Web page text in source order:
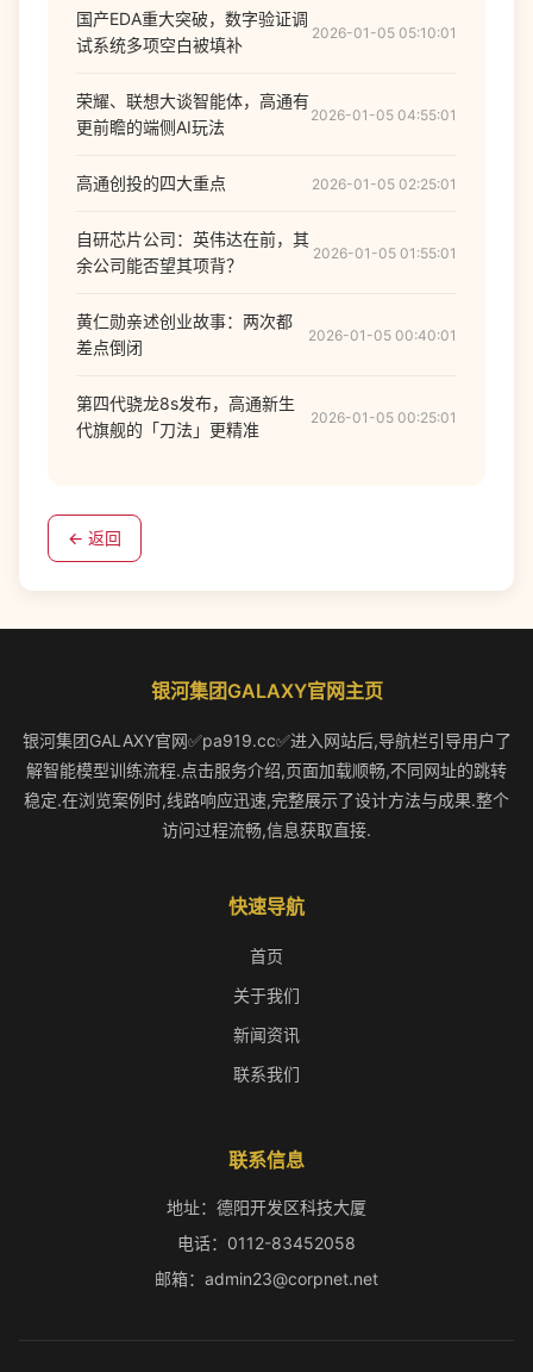
国产EDA重大突破，数字验证调
试系统多项空白被填补
2026-01-05 05:10:01
荣耀、联想大谈智能体，高通有
更前瞻的端侧AI玩法
2026-01-05 04:55:01
高通创投的四大重点 2026-01-05 02:25:01
自研芯片公司：英伟达在前，其
余公司能否望其项背？
2026-01-05 01:55:01
黄仁勋亲述创业故事：两次都
差点倒闭
2026-01-05 00:40:01
第四代骁龙8s发布，高通新生
代旗舰的「刀法」更精准
2026-01-05 00:25:01
← 返回
银河集团GALAXY官网主页
银河集团GALAXY官网✅pa919.cc✅进入网站后,导航栏引导用户了
解智能模型训练流程.点击服务介绍,页面加载顺畅,不同网址的跳转
稳定.在浏览案例时,线路响应迅速,完整展示了设计方法与成果.整个
访问过程流畅,信息获取直接.
快速导航
首页
关于我们
新闻资讯
联系我们
联系信息
地址：德阳开发区科技大厦
电话：0112-83452058
邮箱：admin23@corpnet.net